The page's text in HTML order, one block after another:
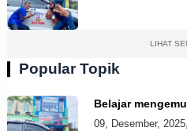
LIHAT
Popular Topik
Belajar
09, Desember,